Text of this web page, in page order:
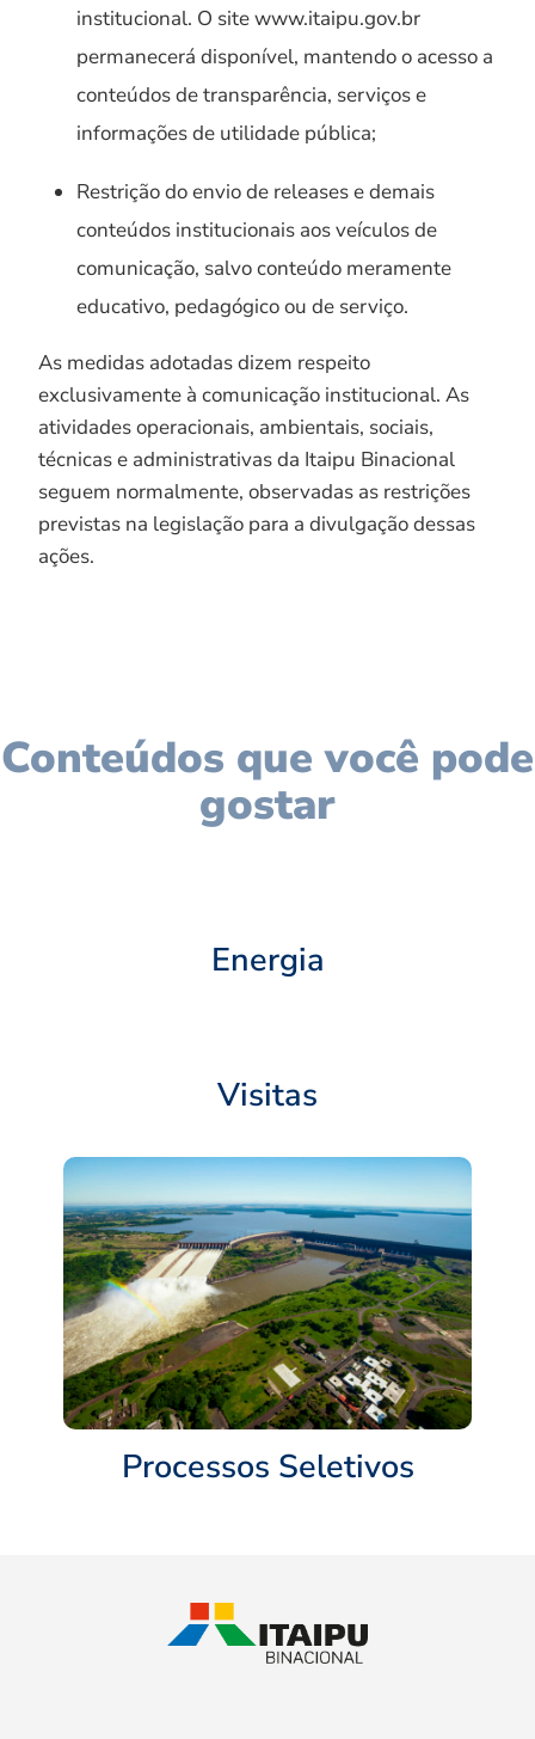
institucional. O site www.itaipu.gov.br
permanecerá disponível, mantendo o acesso a
conteúdos de transparência, serviços e
informações de utilidade pública;
Restrição do envio de releases e demais
conteúdos institucionais aos veículos de
comunicação, salvo conteúdo meramente
educativo, pedagógico ou de serviço.
As medidas adotadas dizem respeito
exclusivamente à comunicação institucional. As
atividades operacionais, ambientais, sociais,
técnicas e administrativas da Itaipu Binacional
seguem normalmente, observadas as restrições
previstas na legislação para a divulgação dessas
ações.
Conteúdos que você pode
gostar
Energia
Visitas
Processos Seletivos